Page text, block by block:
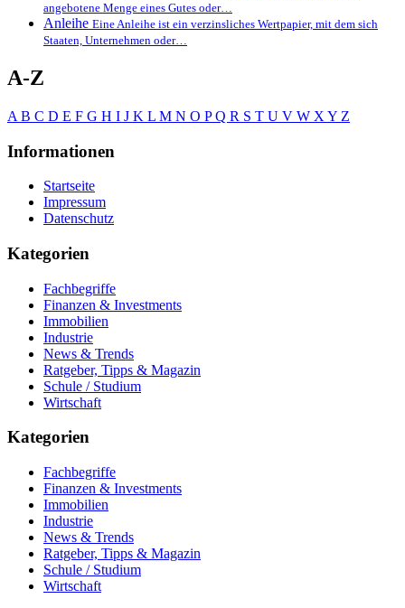
angebotene Menge eines Gutes oder…
Anleihe Eine Anleihe ist ein verzinsliches Wertpapier, mit dem sich
Staaten, Unternehmen oder…
A-Z
A B C D E F G H I J K L M N O PQ R S T U V W X Y Z
Informationen
Startseite
Impressum
Datenschutz
Kategorien
Fachbegriffe
Finanzen & Investments
Immobilien
Industrie
News & Trends
Ratgeber, Tipps & Magazin
Schule / Studium
Wirtschaft
Kategorien
Fachbegriffe
Finanzen & Investments
Immobilien
Industrie
News & Trends
Ratgeber, Tipps & Magazin
Schule / Studium
Wirtschaft